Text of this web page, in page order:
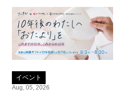
イベント
Aug, 05, 2026